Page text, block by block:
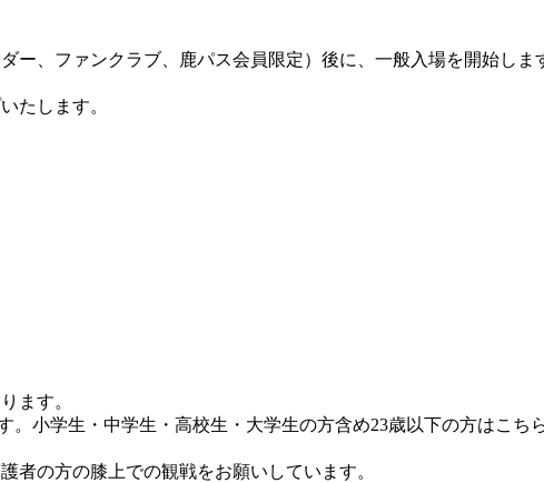
、ファンクラブ、鹿パス会員限定）後に、一般入場を開始しま
たします。
ます。
小学生・中学生・高校生・大学生の方含め23歳以下の方はこち
の方の膝上での観戦をお願いしています。